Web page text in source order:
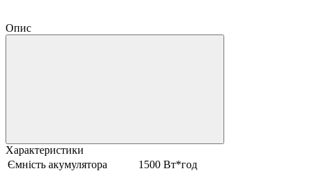
Опис
Характеристики
Ємність акумулятора
1500 Вт*год